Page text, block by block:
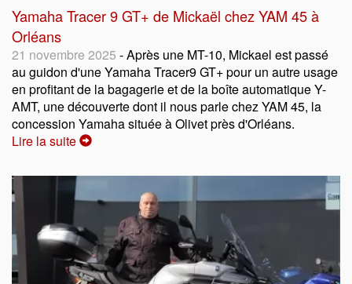
Yamaha Tracer 9 GT+ de Mickaël chez YAM 45 à
Orléans
21 novembre 2025 - Après une MT-10, Mickael est passé
au guidon d'une Yamaha Tracer9 GT+ pour un autre usage
en profitant de la bagagerie et de la boîte automatique Y-
AMT, une découverte dont il nous parle chez YAM 45, la
concession Yamaha située à Olivet près d'Orléans.
Lire la suite